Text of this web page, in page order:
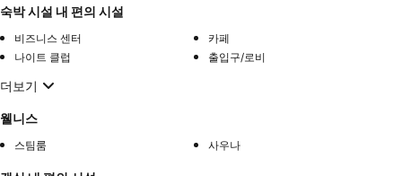
숙박 시설 내 편의 시설
비즈니스 센터
카페
나이트 클럽
출입구/로비
더보기
웰니스
스팀룸 사우나